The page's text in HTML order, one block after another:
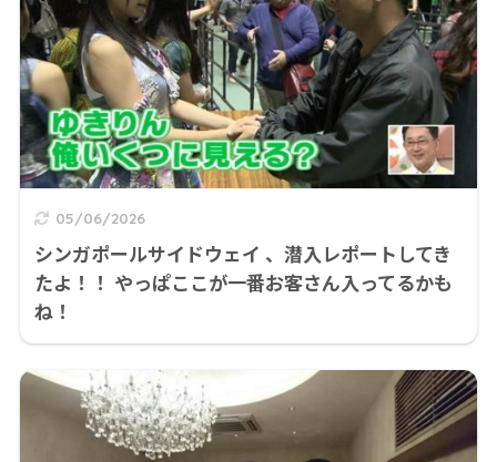
05/06/2026
シンガポールサイドウェイ 、潜入レポートしてき
たよ！！ やっぱここが一番お客さん入ってるかも
ね！